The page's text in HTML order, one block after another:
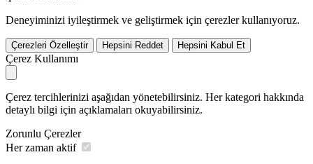
Deneyiminizi iyileştirmek ve geliştirmek için çerezler kullanıyoruz.
Çerezleri Özelleştir Hepsini Reddet Hepsini Kabul Et
Çerez Kullanımı
Çerez tercihlerinizi aşağıdan yönetebilirsiniz. Her kategori hakkında
detaylı bilgi için açıklamaları okuyabilirsiniz.
Zorunlu Çerezler
Her zaman aktif